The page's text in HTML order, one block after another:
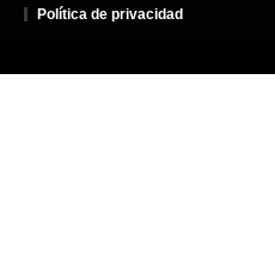
Política de privacidad